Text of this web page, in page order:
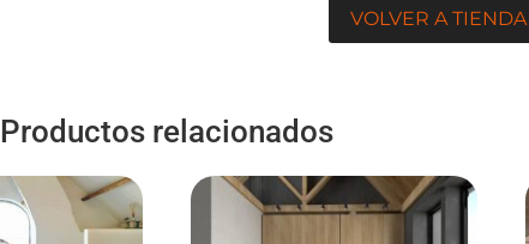
VOLVER A TIENDA
Productos relacionados